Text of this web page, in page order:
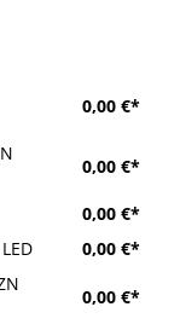
0,00 €*
0,00 €*
0,00 €*
0,00 €*
0,00 €*